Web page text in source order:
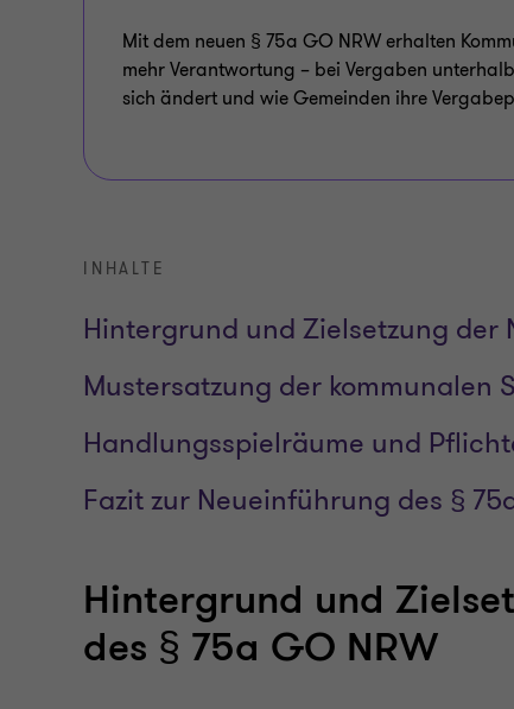
Mit dem neuen § 75a GO NRW erhalten
mehr Verantwortung – bei Vergaben
sich ändert und wie Gemeinden ihre
INHALTE
Hintergrund und Zielsetzung der
Mustersatzung der kommunalen
Handlungsspielräume und
Fazit zur Neueinführung des §
Hintergrund und
des § 75a GO NRW